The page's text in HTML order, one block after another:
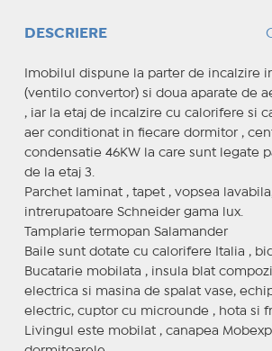
DESCRIERE
Imobilul dispune la parter de incalzire
(ventilo convertor) si doua aparate de
, iar la etaj de incalzire cu calorifere si
aer conditionat in fiecare dormitor ,
condensatie 46KW la care sunt legate
de la etaj 3.
Parchet laminat , tapet , vopsea
intrerupatoare Schneider gama lux.
Tamplarie termopan Salamander
Baile sunt dotate cu calorifere Italia ,
Bucatarie mobilata , insula blat
electrica si masina de spalat vase,
electric, cuptor cu microunde , hota si
Livingul este mobilat , canapea